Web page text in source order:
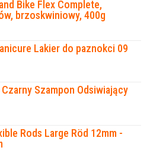
Bike Flex Complete,
brzoskwiniowy, 400g
Lakier do paznokci 09
Szampon Odsiwiający
Rods Large Röd 12mm -